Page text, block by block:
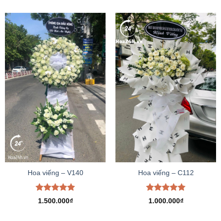
Hoa viếng – V140
Được xếp
1.500.000₫
Hoa viếng – C112
Được xếp
1.000.000₫